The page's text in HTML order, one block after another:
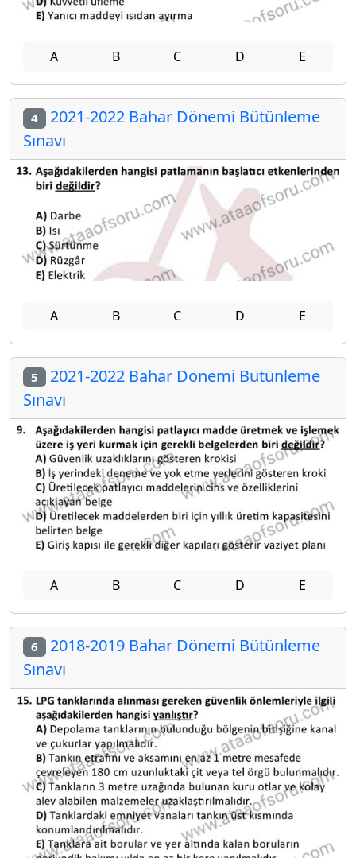
A B C D E
4 2021-2022 Bahar Dönemi Bütünleme
Sınavı
A B C D E
5 2021-2022 Bahar Dönemi Bütünleme
Sınavı
A B C D E
6 2018-2019 Bahar Dönemi Bütünleme
Sınavı